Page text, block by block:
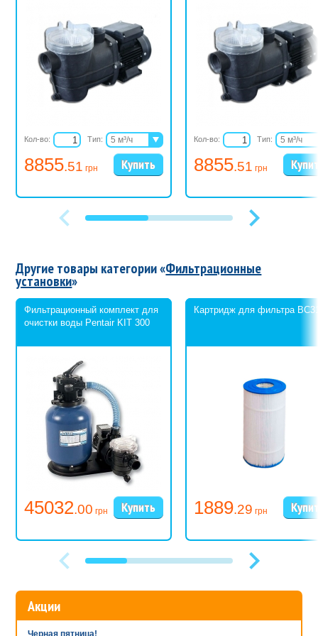
8855.51 грн
Кол-во: Тип:
5 м³/ч
8 м³/ч
10,5 м³/ч
8855.51 грн
Кол-во: Тип:
5 м³/ч
8 м³/ч
10,5 м³/ч
Другие товары категории «Фильтрационные
установки»
Фильтрационный комплект для
очистки воды Pentair KIT 300
45032.00 грн
Картридж для фильтра
1889.29 грн
Акции
Черная пятница!